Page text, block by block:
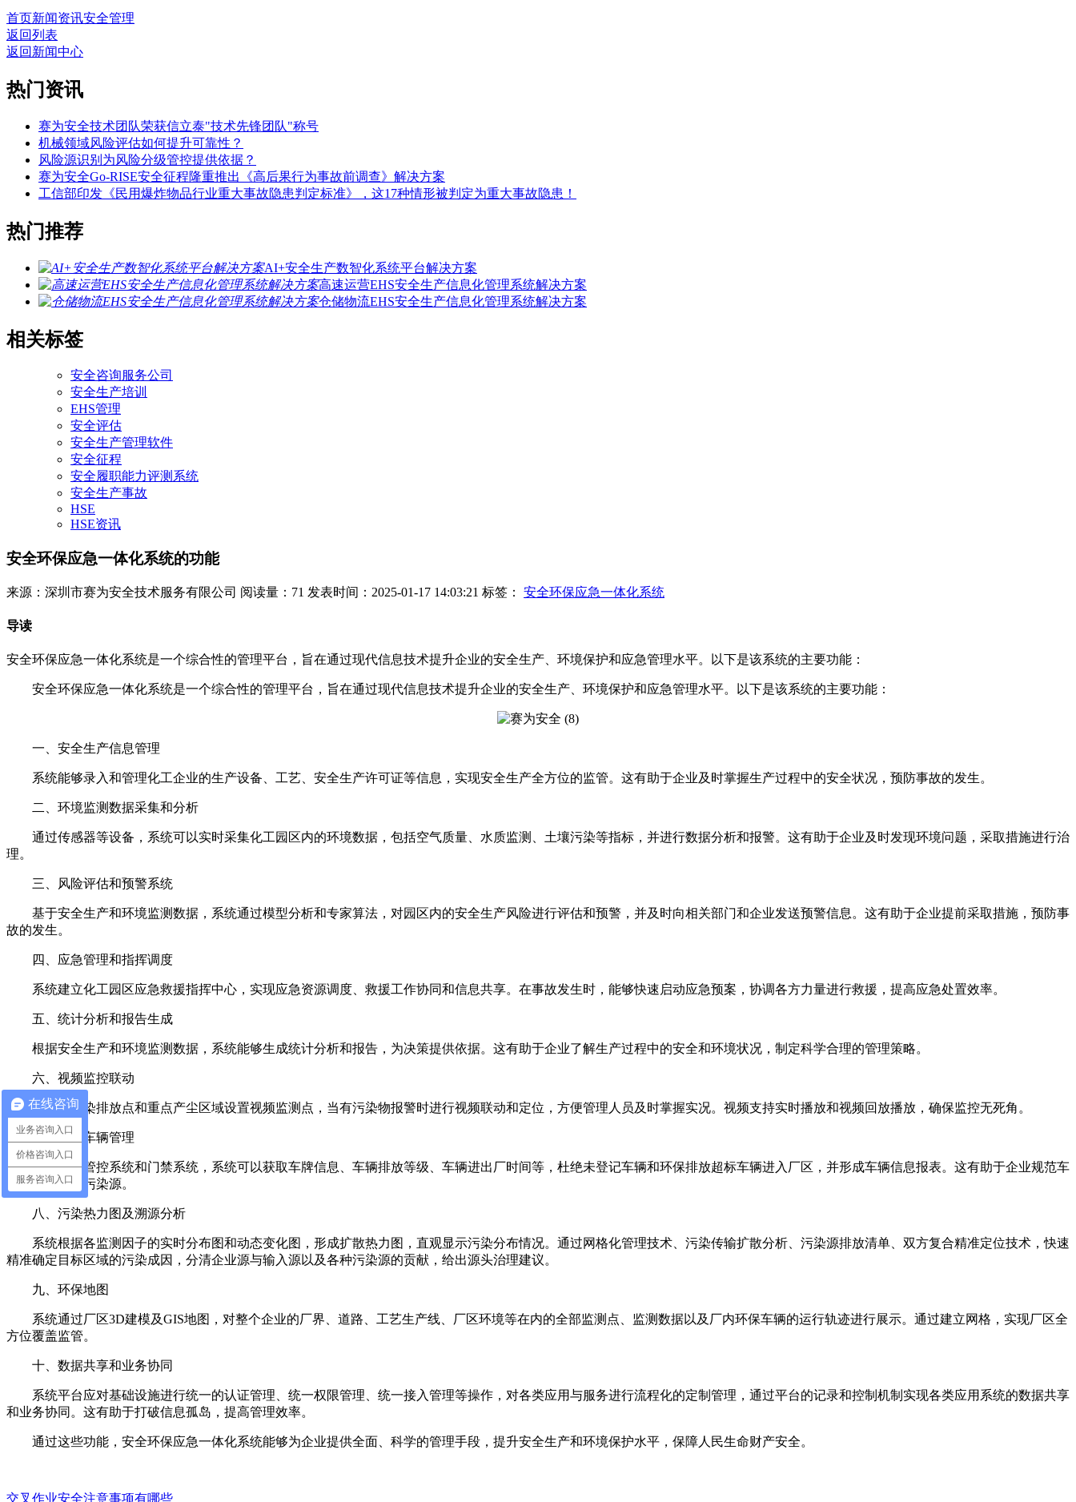
首页新闻资讯安全管理
返回列表
返回新闻中心
热门资讯
赛为安全技术团队荣获信立泰"技术先锋团队"称号
机械领域风险评估如何提升可靠性？
风险源识别为风险分级管控提供依据？
赛为安全Go-RISE安全征程隆重推出《高后果行为事故前调查》解决方案
工信部印发《民用爆炸物品行业重大事故隐患判定标准》，这17种情形被判定为重大事故隐患！
热门推荐
AI+安全生产数智化系统平台解决方案
高速运营EHS安全生产信息化管理系统解决方案
仓储物流EHS安全生产信息化管理系统解决方案
相关标签
安全咨询服务公司
安全生产培训
EHS管理
安全评估
安全生产管理软件
安全征程
安全履职能力评测系统
安全生产事故
HSE
HSE资讯
安全环保应急一体化系统的功能
来源：深圳市赛为安全技术服务有限公司 阅读量：71 发表时间：2025-01-17 14:03:21 标签： 安全环保应急一体化系统
导读
安全环保应急一体化系统是一个综合性的管理平台，旨在通过现代信息技术提升企业的安全生产、环境保护和应急管理水平。以下是该系统的主要功能：
安全环保应急一体化系统是一个综合性的管理平台，旨在通过现代信息技术提升企业的安全生产、环境保护和应急管理水平。以下是该系统的主要功能：
一、安全生产信息管理
系统能够录入和管理化工企业的生产设备、工艺、安全生产许可证等信息，实现安全生产全方位的监管。这有助于企业及时掌握生产过程中的安全状况，预防事故的发生。
二、环境监测数据采集和分析
通过传感器等设备，系统可以实时采集化工园区内的环境数据，包括空气质量、水质监测、土壤污染等指标，并进行数据分析和报警。这有助于企业及时发现环境问题，采取措施进行治
理。
三、风险评估和预警系统
基于安全生产和环境监测数据，系统通过模型分析和专家算法，对园区内的安全生产风险进行评估和预警，并及时向相关部门和企业发送预警信息。这有助于企业提前采取措施，预防事
故的发生。
四、应急管理和指挥调度
系统建立化工园区应急救援指挥中心，实现应急资源调度、救援工作协同和信息共享。在事故发生时，能够快速启动应急预案，协调各方力量进行救援，提高应急处置效率。
五、统计分析和报告生成
根据安全生产和环境监测数据，系统能够生成统计分析和报告，为决策提供依据。这有助于企业了解生产过程中的安全和环境状况，制定科学合理的管理策略。
六、视频监控联动
系统在污染排放点和重点产尘区域设置视频监测点，当有污染物报警时进行视频联动和定位，方便管理人员及时掌握实况。视频支持实时播放和视频回放播放，确保监控无死角。
七、清洁车辆管理
通过车辆管控系统和门禁系统，系统可以获取车牌信息、车辆排放等级、车辆进出厂时间等，杜绝未登记车辆和环保排放超标车辆进入厂区，并形成车辆信息报表。这有助于企业规范车
辆管理，减少污染源。
八、污染热力图及溯源分析
系统根据各监测因子的实时分布图和动态变化图，形成扩散热力图，直观显示污染分布情况。通过网格化管理技术、污染传输扩散分析、污染源排放清单、双方复合精准定位技术，快速
精准确定目标区域的污染成因，分清企业源与输入源以及各种污染源的贡献，给出源头治理建议。
九、环保地图
系统通过厂区3D建模及GIS地图，对整个企业的厂界、道路、工艺生产线、厂区环境等在内的全部监测点、监测数据以及厂内环保车辆的运行轨迹进行展示。通过建立网格，实现厂区全
方位覆盖监管。
十、数据共享和业务协同
系统平台应对基础设施进行统一的认证管理、统一权限管理、统一接入管理等操作，对各类应用与服务进行流程化的定制管理，通过平台的记录和控制机制实现各类应用系统的数据共享
和业务协同。这有助于打破信息孤岛，提高管理效率。
通过这些功能，安全环保应急一体化系统能够为企业提供全面、科学的管理手段，提升安全生产和环境保护水平，保障人民生命财产安全。
交叉作业安全注意事项有哪些
在线咨询
业务咨询入口
价格咨询入口
服务咨询入口